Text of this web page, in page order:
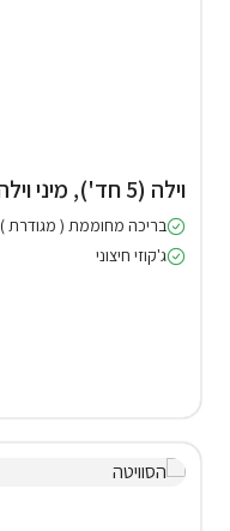
וילה (5 חד'), מיני וילה וסוויטה בנווה זוהר
בריכה מחוממת ( מגודרת )
ג'קוזי חיצוני